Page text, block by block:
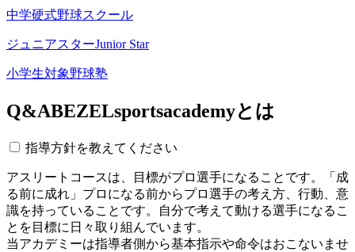
中学硬式野球スクール
ジュニアスターJunior Star
小学生対象野球塾
Q&ABEZELsportsacademyとは
指導方針を教えてください
アスリートコースは、目標がプロ選手になることです。「成
る前に成れ」プロになる前からプロ選手の考え方、行動、意
識を持っていることです。自分で考えて動ける選手になるこ
とを目標に日々取り組んでいます。
当アカデミーは指導者側から基本指示や命令はおこないませ